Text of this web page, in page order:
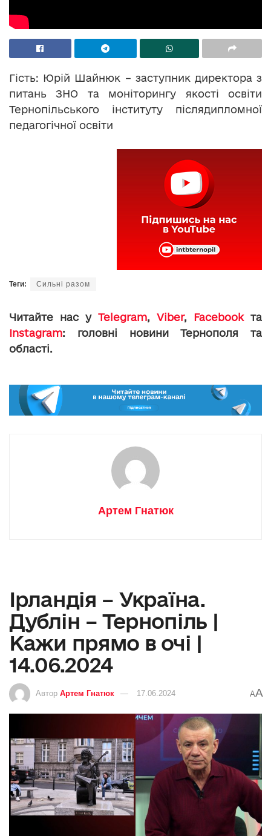
Гість: Юрій Шайнюк – заступник директора з
питань ЗНО та моніторингу якості освіти
Тернопільського інституту післядипломної
педагогічної освіти
Теги: Сильні разом
Читайте нас у Telegram, Viber, Facebookта
Instagram: головні новини Тернополя та
області.
Артем Гнатюк
Ірландія – Україна.
Дублін – Тернопіль |
Кажи прямо в очі |
14.06.2024
Автор Артем Гнатюк 17.06.2024 AA